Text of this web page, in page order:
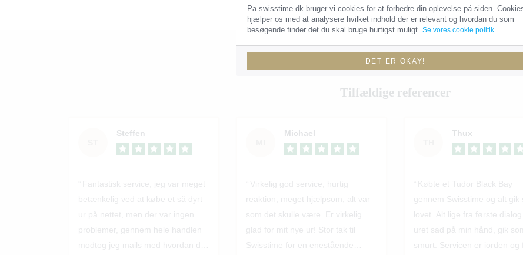
Tilfældige referencer
Steffen
Fantastisk service, jeg var meget
betænkelig ved at købe et så dyrt
ur på nettet, men der var ingen
problemer, gennem hele handlen
modtog jeg mails med hvordan det
Michael
Virkelig god service, hurtig
reaktion, meget hjælpsom, alt var
som det skulle være. Er virkelig
glad for mit nye ur! Stor tak til
Swisstime for en enestående
Thux
Købte et Tudor Black Bay
gennem Swisstime og alt gik
lovet. Alt lige fra første dialog
uret sad på min hånd, gik som
smurt. Servicen er iorden og
På swisstime.dk bruger vi cookies for at forbedre din oplevelse på siden.
hjælper os med at analysere hvilket indhold der er relevant og hvordan du som
besøgende finder det du skal bruge hurtigst muligt. Se vores cookie politik
DET ER OKAY!